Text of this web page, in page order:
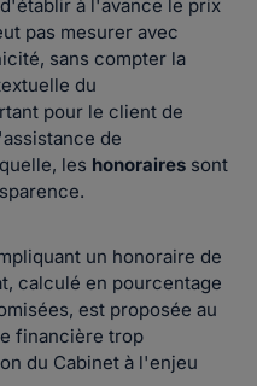
d'établir à l'avance le prix
pas mesurer avec
sans compter la
du
pour le client de
de
les honoraires sont
un honoraire de
calculé en pourcentage
est proposée au
financière trop
du Cabinet à l'enjeu